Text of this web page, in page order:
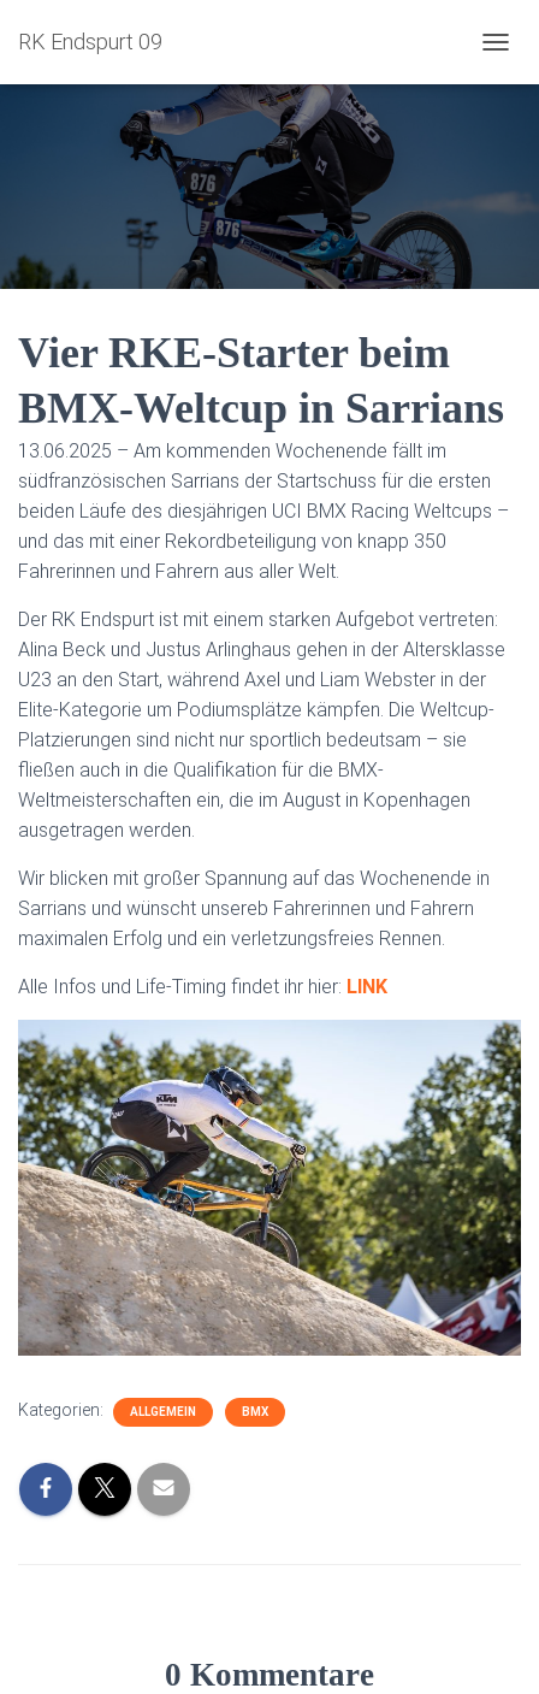
RK Endspurt 09
Vier RKE-Starter beim
BMX-Weltcup in Sarrians
13.06.2025 – Am kommenden Wochenende fällt im
südfranzösischen Sarrians der Startschuss für die ersten
beiden Läufe des diesjährigen UCI BMX Racing Weltcups –
und das mit einer Rekordbeteiligung von knapp 350
Fahrerinnen und Fahrern aus aller Welt.
Der RK Endspurt ist mit einem starken Aufgebot vertreten:
Alina Beck und Justus Arlinghaus gehen in der Altersklasse
U23 an den Start, während Axel und Liam Webster in der
Elite-Kategorie um Podiumsplätze kämpfen. Die Weltcup-
Platzierungen sind nicht nur sportlich bedeutsam – sie
fließen auch in die Qualifikation für die BMX-
Weltmeisterschaften ein, die im August in Kopenhagen
ausgetragen werden.
Wir blicken mit großer Spannung auf das Wochenende in
Sarrians und wünscht unsereb Fahrerinnen und Fahrern
maximalen Erfolg und ein verletzungsfreies Rennen.
Alle Infos und Life-Timing findet ihr hier: LINK
Kategorien: ALLGEMEIN BMX
0 Kommentare